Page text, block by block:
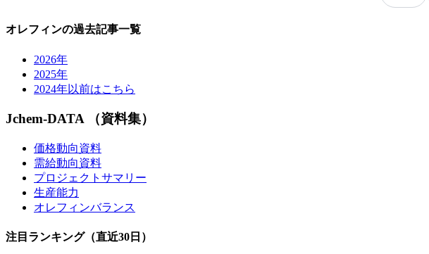
オレフィンの過去記事一覧
2026年
2025年
2024年以前はこちら
Jchem-DATA （資料集）
価格動向資料
需給動向資料
プロジェクトサマリー
生産能力
オレフィンバランス
注目ランキング（直近30日）